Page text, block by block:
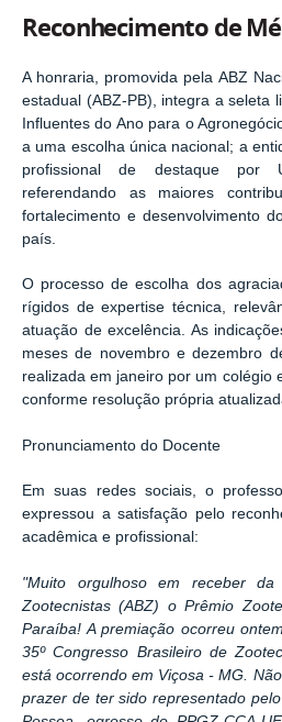
Reconhecimento de
A honraria, promovida pela ABZ
estadual (ABZ-PB), integra a seleta
Influentes do Ano para o
a uma escolha única nacional; a
profissional de destaque por
referendando as maiores
fortalecimento e desenvolvimento
país.
O processo de escolha dos
rígidos de expertise técnica,
atuação de excelência. As
meses de novembro e dezembro
realizada em janeiro por um colégio
conforme resolução própria
Pronunciamento do Docente
Em suas redes sociais, o
expressou a satisfação pelo
acadêmica e profissional:
"Muito orgulhoso em receber da
Zootecnistas (ABZ) o Prêmio
Paraíba! A premiação ocorreu
35º Congresso Brasileiro de
está ocorrendo em Viçosa - MG.
prazer de ter sido representado